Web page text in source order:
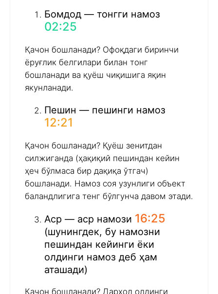
Бомдод — тонгги намоз
02:25
Қачон бошланади? Офоқдаги биринчи
ёруғлик белгилари билан тонг
бошланади ва қуёш чиқишига яқин
якунланади.
Пешин — пешинги намоз
12:21
Қачон бошланади? Қуёш зенитдан
силжиганда (ҳақиқий пешиндан кейин
ҳеч бўлмаса бир дақиқа ўтгач)
бошланади. Намоз соя узунлиги объект
баландлигига тенг бўлгунча давом этади.
Аср — аср намози 16:25
(шунингдек, бу намозни
пешиндан кейинги ёки
олдинги намоз деб ҳам
аташади)
Қачон бошланади? Дарҳол олдинги